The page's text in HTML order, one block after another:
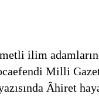
ilim
Milli
Âhiret